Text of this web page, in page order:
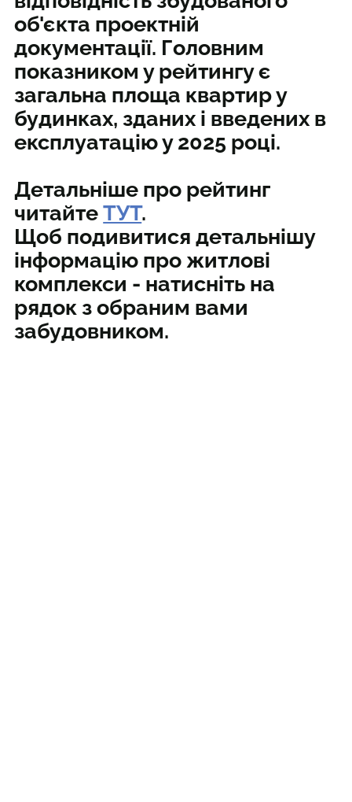
об'єкта проектній
документації. Головним
показником у рейтингу є
загальна площа квартир у
будинках, зданих і введених в
експлуатацію у 2025 році.
Детальніше про рейтинг
читайтеТУТ.
Щоб подивитися детальнішу
інформацію про житлові
комплекси - натисніть на
рядок з обраним вами
забудовником.